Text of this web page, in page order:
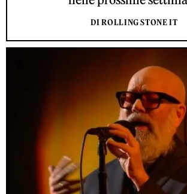
DI ROLLING STONE IT